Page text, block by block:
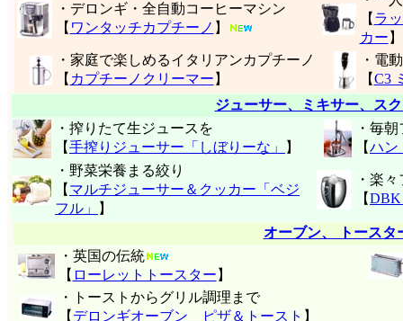
・デロンギ・全自動コーヒーマシン
【 ワンタッチカプチーノ 】
【 ラ
カー 】
・家庭で楽しめるイタリアンカプチーノ
【 カプチーノクリーマー 】
・電
【C3
ジューサー、ミキサー、ス
・搾りたて生ジュースを
【手搾りジューサー「しぼりーな」 】
・毎
【ハン
・野菜栄養まる絞り
【 マルチジューサー＆クッカー「ベジ
フル」
】
・楽
【DBK
オーブン、 トースタ
・英国の伝統
【 ローレットトースター 】
・トーストからグリル調理まで
【 デロンギオーブン ピザ＆トースト 】